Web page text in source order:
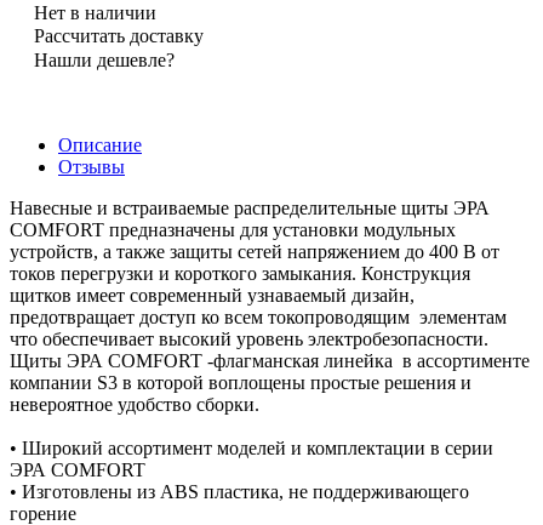
Нет в наличии
Рассчитать доставку
Нашли дешевле?
Описание
Отзывы
Навесные и встраиваемые распределительные щиты ЭРА
COMFORT предназначены для установки модульных
устройств, а также защиты сетей напряжением до 400 В от
токов перегрузки и короткого замыкания. Конструкция
щитков имеет современный узнаваемый дизайн,
предотвращает доступ ко всем токопроводящим элементам
что обеспечивает высокий уровень электробезопасности.
Щиты ЭРА COMFORT -флагманская линейка в ассортименте
компании S3 в которой воплощены простые решения и
невероятное удобство сборки.
• Широкий ассортимент моделей и комплектации в серии
ЭРА COMFORT
• Изготовлены из ABS пластика, не поддерживающего
горение